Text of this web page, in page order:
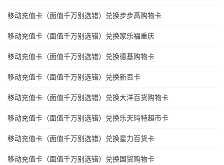
移动充值卡（面值千万别选错）兑换步步高购物卡
移动充值卡（面值千万别选错）兑换家乐福重庆
移动充值卡（面值千万别选错）兑换德基购物卡
移动充值卡（面值千万别选错）兑换新百卡
移动充值卡（面值千万别选错）兑换大洋百货购物卡
移动充值卡（面值千万别选错）兑换乐天玛特超市卡
移动充值卡（面值千万别选错）兑换星力百货卡
移动充值卡（面值千万别选错）兑换国贸购物卡